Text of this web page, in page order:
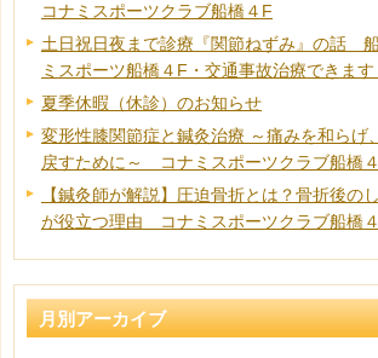
コナミスポーツクラブ船橋４F
土日祝日夜まで診療『関節ねずみ』の話
ミスポーツ船橋４F・交通事故治療できま
夏季休暇（休診）のお知らせ
変形性膝関節症と鍼灸治療 ～痛みを和らげ
戻すために～ コナミスポーツクラブ船橋
【鍼灸師が解説】圧迫骨折とは？骨折後の
が役立つ理由 コナミスポーツクラブ船橋
月別アーカイブ